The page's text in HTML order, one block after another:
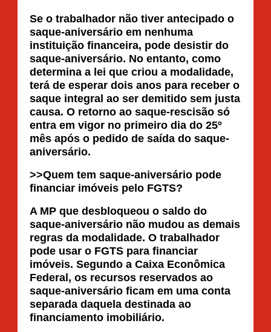
Se o trabalhador não tiver antecipado o
saque-aniversário em nenhuma
instituição financeira, pode desistir do
saque-aniversário. No entanto, como
determina a lei que criou a modalidade,
terá de esperar dois anos para receber o
saque integral ao ser demitido sem justa
causa. O retorno ao saque-rescisão só
entra em vigor no primeiro dia do 25º
mês após o pedido de saída do saque-
aniversário.
>>Quem tem saque-aniversário pode
financiar imóveis pelo FGTS?
A MP que desbloqueou o saldo do
saque-aniversário não mudou as demais
regras da modalidade. O trabalhador
pode usar o FGTS para financiar
imóveis. Segundo a Caixa Econômica
Federal, os recursos reservados ao
saque-aniversário ficam em uma conta
separada daquela destinada ao
financiamento imobiliário.